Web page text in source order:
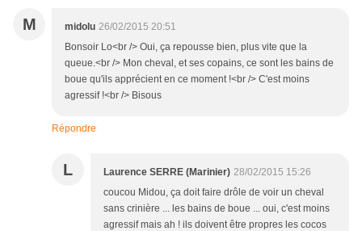
M midolu 26/02/2015 20:51
Bonsoir Lo<br /> Oui, ça repousse bien, plus vite que la
queue.<br /> Mon cheval, et ses copains, ce sont les bains de
boue qu'ils apprécient en ce moment !<br /> C'est moins
agressif !<br /> Bisous
Répondre
L Laurence SERRE (Marinier) 28/02/2015 15:26
coucou Midou, ça doit faire drôle de voir un cheval
sans crinière ... les bains de boue ... oui, c'est moins
agressif mais ah ! ils doivent être propres les cocos